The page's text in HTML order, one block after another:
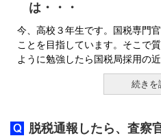
は・・・
今、高校３年生です。国税専門
ことを目指しています。そこで
ように勉強したら国税局採用の
続きを
脱税通報したら、査察